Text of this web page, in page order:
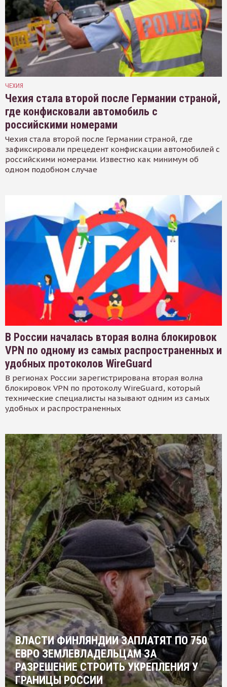
ЧЕХИЯ
Чехия стала второй после Германии страной,
где конфисковали автомобиль с
российскими номерами
Чехия стала второй после Германии страной, где
зафиксировали прецедент конфискации автомобилей с
российскими номерами. Известно как минимум об
одном подобном случае
В России началась вторая волна блокировок
VPN по одному из самых распространенных и
удобных протоколов WireGuard
В регионах России зарегистрирована вторая волна
блокировок VPN по протоколу WireGuard, который
технические специалисты называют одним из самых
удобных и распространенных
ВЛАСТИ ФИНЛЯНДИИ ЗАПЛАТЯТ ПО 750
ЕВРО ЗЕМЛЕВЛАДЕЛЬЦАМ ЗА
РАЗРЕШЕНИЕ СТРОИТЬ УКРЕПЛЕНИЯ У
ГРАНИЦЫ РОССИИ